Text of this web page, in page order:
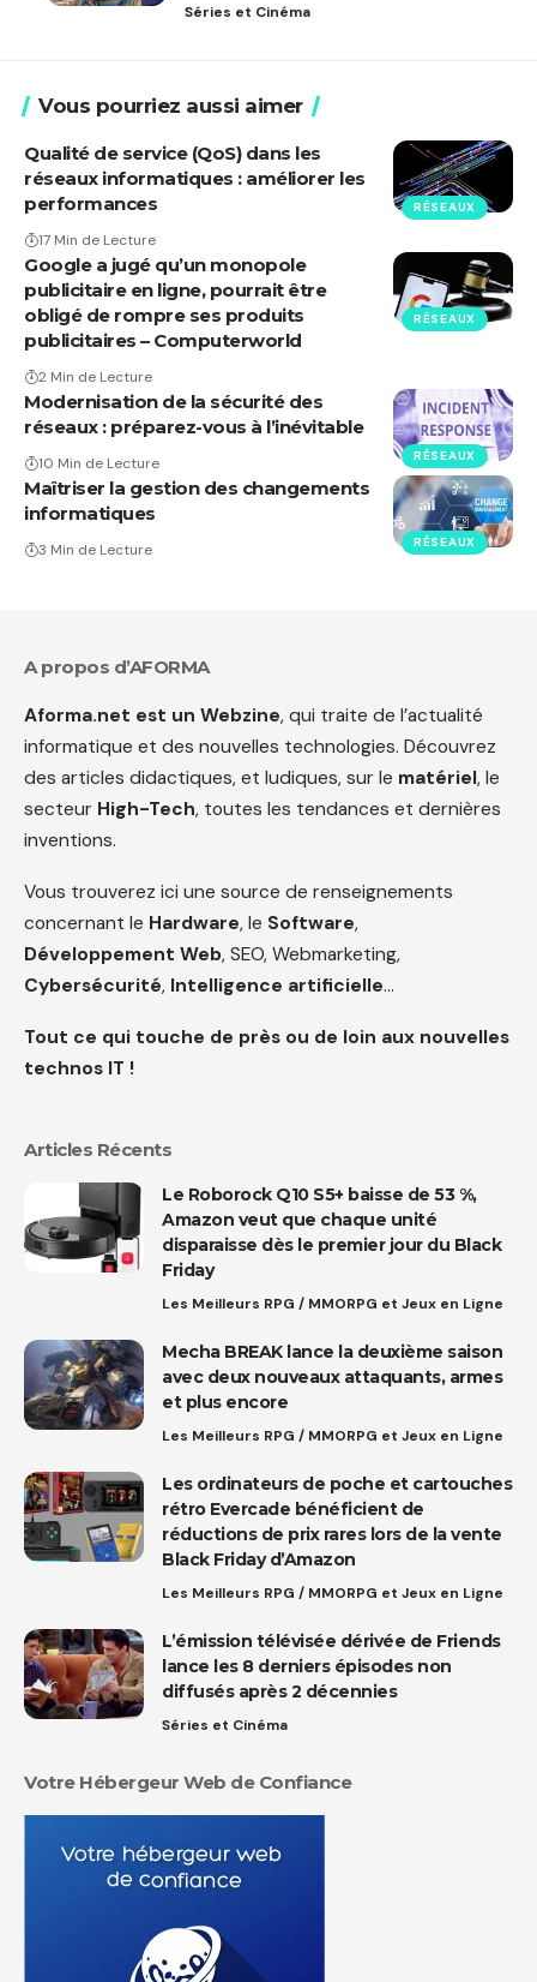
Séries et Cinéma
Vous pourriez aussi aimer
RÉSEAUX
Qualité de service (QoS) dans les
réseaux informatiques : améliorer les
performances
17 Min de Lecture
RÉSEAUX
Google a jugé qu’un monopole
publicitaire en ligne, pourrait être
obligé de rompre ses produits
publicitaires – Computerworld
2 Min de Lecture
RÉSEAUX
Modernisation de la sécurité des
réseaux : préparez-vous à l’inévitable
10 Min de Lecture
RÉSEAUX
Maîtriser la gestion des changements
informatiques
3 Min de Lecture
A propos d’AFORMA
Aforma.net est un Webzine, qui traite de l’actualité
informatique et des nouvelles technologies. Découvrez
des articles didactiques, et ludiques, sur le matériel, le
secteur High-Tech, toutes les tendances et dernières
inventions.
Vous trouverez ici une source de renseignements
concernant le Hardware, le Software,
Développement Web, SEO, Webmarketing,
Cybersécurité, Intelligence artificielle…
Tout ce qui touche de près ou de loin aux nouvelles
technos IT !
Articles Récents
Le Roborock Q10 S5+ baisse de 53 %,
Amazon veut que chaque unité
disparaisse dès le premier jour du Black
Friday
Les Meilleurs RPG / MMORPG et Jeux en Ligne
Mecha BREAK lance la deuxième saison
avec deux nouveaux attaquants, armes
et plus encore
Les Meilleurs RPG / MMORPG et Jeux en Ligne
Les ordinateurs de poche et cartouches
rétro Evercade bénéficient de
réductions de prix rares lors de la vente
Black Friday d’Amazon
Les Meilleurs RPG / MMORPG et Jeux en Ligne
L’émission télévisée dérivée de Friends
lance les 8 derniers épisodes non
diffusés après 2 décennies
Séries et Cinéma
Votre Hébergeur Web de Confiance